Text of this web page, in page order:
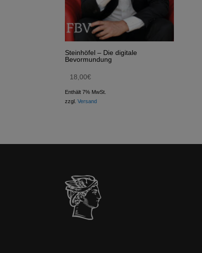
Steinhöfel – Die digitale
Bevormundung
18,00€
Enthält 7% MwSt.
zzgl.Versand